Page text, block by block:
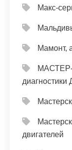
Макс-
Мамонт,
диагностики
двигателей